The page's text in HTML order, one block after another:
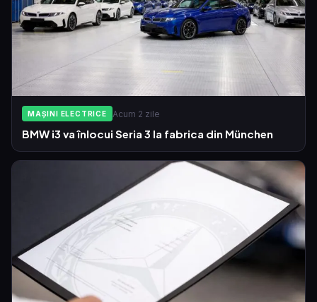
MAȘINI ELECTRICE Acum 2 zile
BMW i3 va înlocui Seria 3 la fabrica din München